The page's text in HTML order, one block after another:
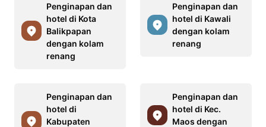
Penginapan dan
hotel di Kota
Balikpapan
dengan kolam
renang
Penginapan dan
hotel di Kawali
dengan kolam
renang
Penginapan dan
hotel di
Kabupaten
Penginapan dan
hotel di Kec.
Maos dengan